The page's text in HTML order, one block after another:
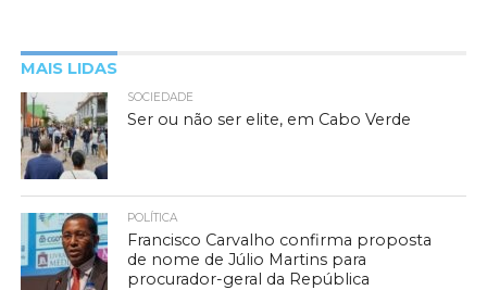
MAIS LIDAS
SOCIEDADE
Ser ou não ser elite, em Cabo Verde
POLÍTICA
Francisco Carvalho confirma proposta
de nome de Júlio Martins para
procurador-geral da República